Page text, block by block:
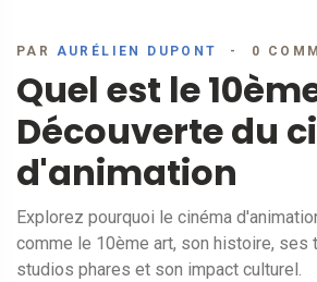
PAR AURÉLIEN DUPONT 0
Quel est le
Découverte du
d'animation
Explorez pourquoi le cinéma
comme le 10ème art, son histoire, ses
studios phares et son impact culturel.